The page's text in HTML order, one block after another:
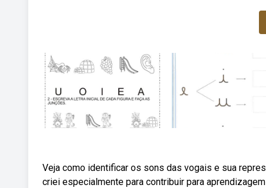
Veja como identificar os sons das vogais e sua
criei especialmente para contribuir para